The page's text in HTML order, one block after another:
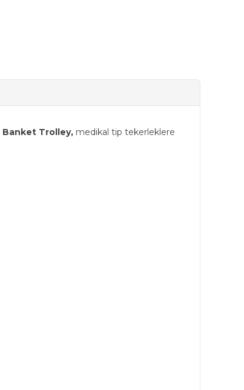
Banket Trolley, medikal tip tekerleklere